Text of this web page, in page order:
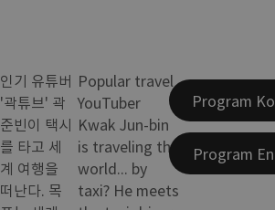
인기 유튜버
'곽튜브' 곽
준빈이 택시
를 타고 세
계 여행을
떠난다. 목
Popular travel
YouTuber
Kwak Jun-bin
is traveling the
world... by
taxi? He meets
Program Ko
Program En